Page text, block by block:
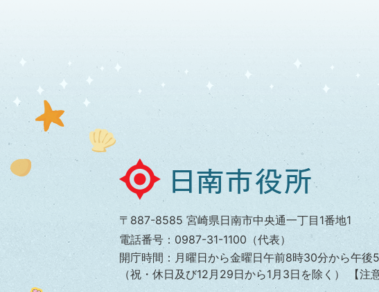
日
南
役
所
〒887-8585 宮崎県日南市中央通一丁目1番地1
電話番号：0987-31-1100（代表）
開庁時間：月曜日から金曜日午前8時30分から午後
（祝・休日及び12月29日から1月3日を除く）
【注